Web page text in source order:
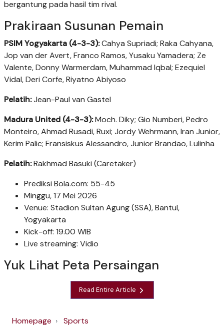
bergantung pada hasil tim rival.
Prakiraan Susunan Pemain
PSIM Yogyakarta (4-3-3):Cahya Supriadi; Raka Cahyana,
Jop van der Avert, Franco Ramos, Yusaku Yamadera; Ze
Valente, Donny Warmerdam, Muhammad Iqbal; Ezequiel
Vidal, Deri Corfe, Riyatno Abiyoso
Pelatih:Jean-Paul van Gastel
Madura United (4-3-3):Moch. Diky; Gio Numberi, Pedro
Monteiro, Ahmad Rusadi, Ruxi; Jordy Wehrmann, Iran Junior,
Kerim Palic; Fransiskus Alessandro, Junior Brandao, Lulinha
Pelatih:Rakhmad Basuki (Caretaker)
Prediksi Bola.com: 55-45
Minggu, 17 Mei 2026
Venue: Stadion Sultan Agung (SSA), Bantul,
Yogyakarta
Kick-off: 19.00 WIB
Live streaming: Vidio
Yuk Lihat Peta Persaingan
Read Entire Article
Homepage
Sports